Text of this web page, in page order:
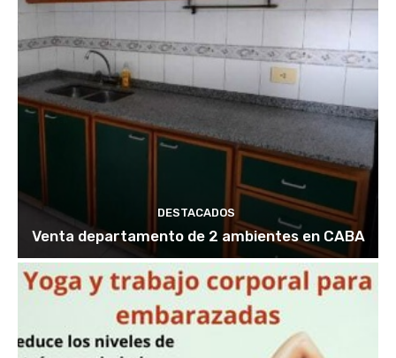
DESTACADOS
Venta departamento de 2 ambientes en CABA